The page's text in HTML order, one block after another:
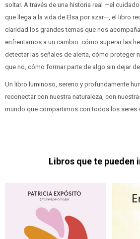
soltar. A través de una historia real —el
que llega a la vida de Elsa por azar—, el libro
claridad los grandes temas que nos
enfrentamos a un cambio: cómo superar las
detectar las señales de alerta, cómo proteger
que no, cómo formar parte de algo sin dejar
Un libro luminoso, sereno y profundamente
reconectar con nuestra naturaleza, con
mundo que compartimos con todos los seres
Libros que te pueden